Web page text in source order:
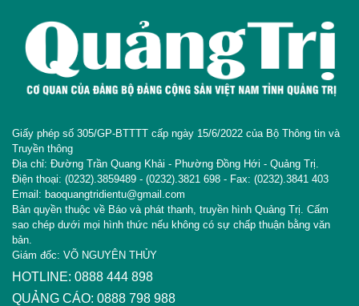
Giấy phép số 305/GP-BTTTT cấp ngày 15/6/2022 của Bộ Thông tin và
Truyền thông
Địa chỉ: Đường Trần Quang Khải - Phường Đồng Hới - Quảng Trị.
Điện thoại: (0232).3859489 - (0232).3821 698 - Fax: (0232).3841 403
Email: baoquangtridientu@gmail.com
Bản quyền thuộc về Báo và phát thanh, truyền hình Quảng Trị. Cấm
sao chép dưới mọi hình thức nếu không có sự chấp thuận bằng văn
bản.
Giám đốc: VÕ NGUYÊN THỦY
HOTLINE: 0888 444 898
QUẢNG CÁO: 0888 798 988